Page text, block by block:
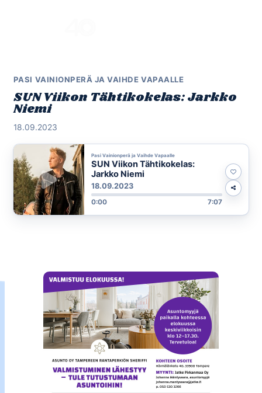
PASI VAINIONPERÄ JA VAIHDE VAPAALLE
SUN Viikon Tähtikokelas: Jarkko
Niemi
18.09.2023
Pasi Vainionperä ja Vaihde Vapaalle
SUN Viikon Tähtikokelas:
Jarkko Niemi
18.09.2023
0:00 7:07